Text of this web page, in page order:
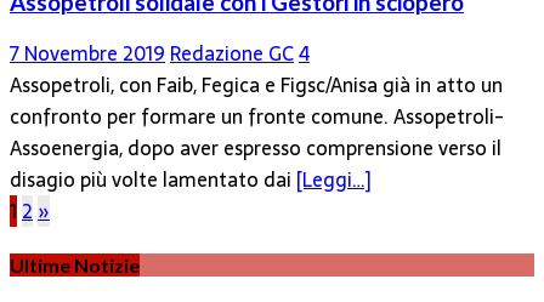
7 Novembre 2019Redazione GC4
Assopetroli, con Faib, Fegica e Figsc/Anisa già in atto un
confronto per formare un fronte comune. Assopetroli-
Assoenergia, dopo aver espresso comprensione verso il
disagio più volte lamentato dai [Leggi…]
Paginazione
degli
articoli
12»
Ultime Notizie